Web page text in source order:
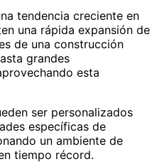
tendencia creciente en
una rápida expansión de
de una construcción
grandes
esta
ser personalizados
específicas de
un ambiente de
tiempo récord.